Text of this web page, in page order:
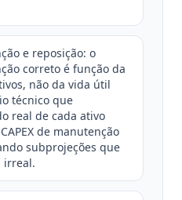
e reposição: o
correto é função da
não da vida útil
técnico que
real de cada ativo
de manutenção
subprojeções que
irreal.